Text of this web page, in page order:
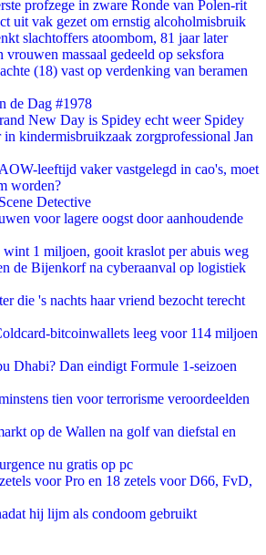
profzege in zware Ronde van Polen-rit
uit vak gezet om ernstig alcoholmisbruik
slachtoffers atoombom, 81 jaar later
massaal gedeeld op seksfora
(18) vast op verdenking van beramen
de Dag #1978
New Day is Spidey echt weer Spidey
kindermisbruikzaak zorgprofessional Jan
leeftijd vaker vastgelegd in cao's, moet
worden?
Detective
voor lagere oogst door aanhoudende
1 miljoen, gooit kraslot per abuis weg
de Bijenkorf na cyberaanval op logistiek
die 's nachts haar vriend bezocht terecht
bitcoinwallets leeg voor 114 miljoen
Dhabi? Dan eindigt Formule 1-seizoen
tien voor terrorisme veroordeelden
op de Wallen na golf van diefstal en
nu gratis op pc
voor Pro en 18 zetels voor D66, FvD,
hij lijm als condoom gebruikt